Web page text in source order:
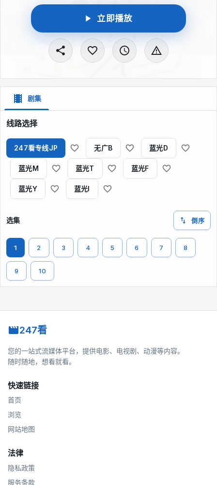
立即播放
剧集
线路选择
247看专线JP 无广B 蓝光D
蓝光M 蓝光T 蓝光F
蓝光Y 蓝光I
选集 倒序
1 2 3 4 5 6 7 8
9 10
247看
您的一站式流媒体平台，提供电影、电视剧、动漫等内容。
随时随地，想看就看。
快速链接
首页
浏览
网站地图
法律
隐私政策
服务条款